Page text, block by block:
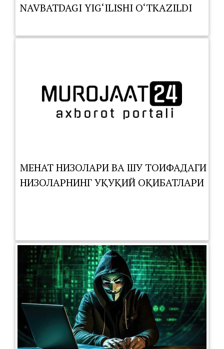
NAVBATDAGI YIG‘ILISHI O‘TKAZILDI
МЕҲНАТ НИЗОЛАРИ ВА ШУ ТОИФАДАГИ
НИЗОЛАРНИНГ ҲУҚУҚИЙ ОҚИБАТЛАРИ